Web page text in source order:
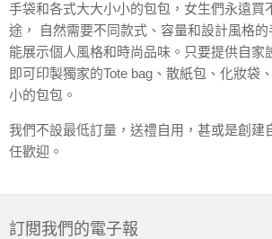
手袋和各式大大小小的包包，女生們永遠買
途， 自然需要不同款式、容量和設計風格
能展示個人風格和時尚品味。只要提供自家
即可印製獨家的Tote bag、散紙包、化妝袋
小的包包。
我們不設最低訂量，送禮自用，甚或是創建
任歡迎。
訂閲我們的電子報